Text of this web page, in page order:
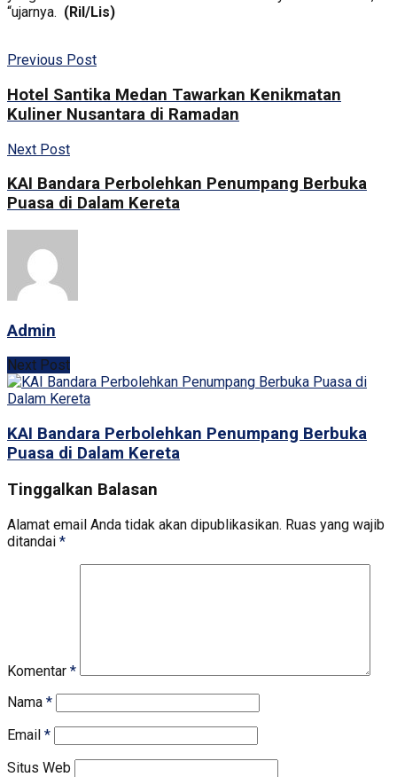
“ujarnya. (Ril/Lis)
Previous Post
Hotel Santika Medan Tawarkan Kenikmatan
Kuliner Nusantara di Ramadan
Next Post
KAI Bandara Perbolehkan Penumpang Berbuka
Puasa di Dalam Kereta
Admin
Next Post
KAI Bandara Perbolehkan Penumpang Berbuka
Puasa di Dalam Kereta
Tinggalkan Balasan
Alamat email Anda tidak akan dipublikasikan. Ruas yang wajib
ditandai *
Komentar *
Nama *
Email *
Situs Web